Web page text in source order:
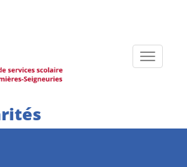
Toggle